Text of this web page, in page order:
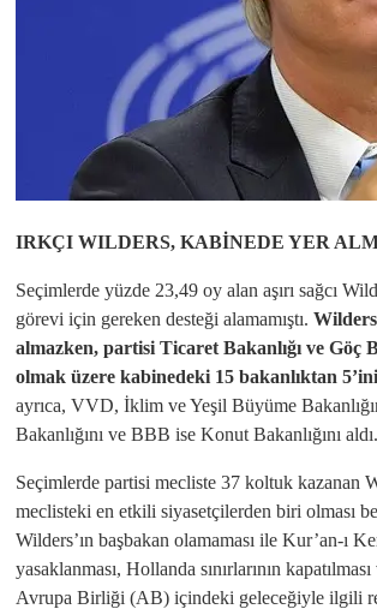
IRKÇI WILDERS, KABİNEDE YER
Seçimlerde yüzde 23,49 oy alan aşırı sağcı
görevi için gereken desteği alamamıştı.
almazken, partisi Ticaret Bakanlığı ve Göç
olmak üzere kabinedeki 15 bakanlıktan
ayrıca, VVD, İklim ve Yeşil Büyüme
Bakanlığını ve BBB ise Konut Bakanlığını aldı.
Seçimlerde partisi mecliste 37 koltuk kazanan
meclisteki en etkili siyasetçilerden biri olması
Wilders’ın başbakan olamaması ile Kur’an-ı
yasaklanması, Hollanda sınırlarının
Avrupa Birliği (AB) içindeki geleceğiyle ilgili